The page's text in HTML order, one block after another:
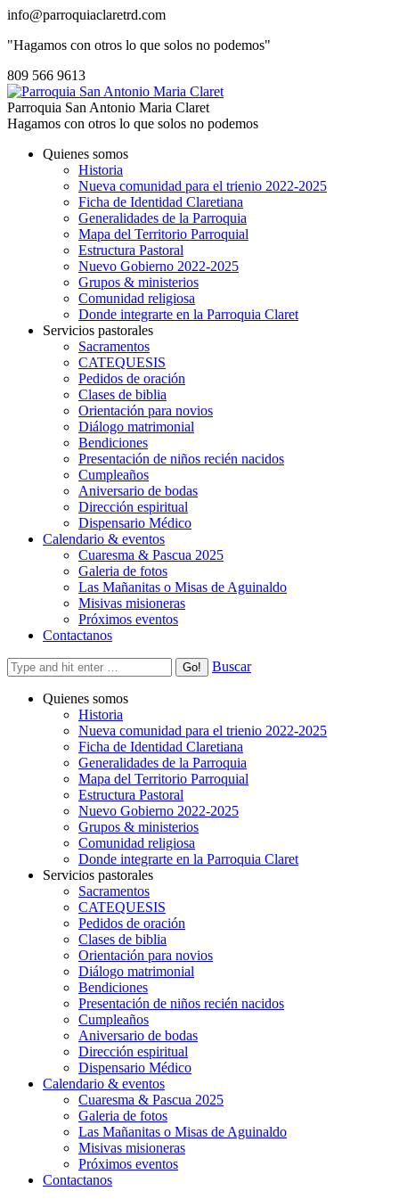
info@parroquiaclaretrd.com
"Hagamos con otros lo que solos no podemos"
809 566 9613
Parroquia San Antonio Maria Claret
Hagamos con otros lo que solos no podemos
Quienes somos
Historia
Nueva comunidad para el trienio 2022-2025
Ficha de Identidad Claretiana
Generalidades de la Parroquia
Mapa del Territorio Parroquial
Estructura Pastoral
Nuevo Gobierno 2022-2025
Grupos & ministerios
Comunidad religiosa
Donde integrarte en la Parroquia Claret
Servicios pastorales
Sacramentos
CATEQUESIS
Pedidos de oración
Clases de biblia
Orientación para novios
Diálogo matrimonial
Bendiciones
Presentación de niños recién nacidos
Cumpleaños
Aniversario de bodas
Dirección espiritual
Dispensario Médico
Calendario & eventos
Cuaresma & Pascua 2025
Galeria de fotos
Las Mañanitas o Misas de Aguinaldo
Misivas misioneras
Próximos eventos
Contactanos
Buscar
Quienes somos
Historia
Nueva comunidad para el trienio 2022-2025
Ficha de Identidad Claretiana
Generalidades de la Parroquia
Mapa del Territorio Parroquial
Estructura Pastoral
Nuevo Gobierno 2022-2025
Grupos & ministerios
Comunidad religiosa
Donde integrarte en la Parroquia Claret
Servicios pastorales
Sacramentos
CATEQUESIS
Pedidos de oración
Clases de biblia
Orientación para novios
Diálogo matrimonial
Bendiciones
Presentación de niños recién nacidos
Cumpleaños
Aniversario de bodas
Dirección espiritual
Dispensario Médico
Calendario & eventos
Cuaresma & Pascua 2025
Galeria de fotos
Las Mañanitas o Misas de Aguinaldo
Misivas misioneras
Próximos eventos
Contactanos